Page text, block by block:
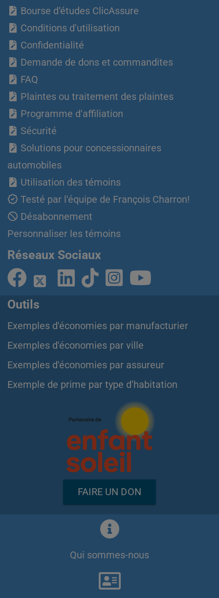
Bourse d’études ClicAssure
Conditions d'utilisation
Confidentialité
Demande de dons et commandites
FAQ
Plaintes ou traitement des plaintes
Programme d'affiliation
Sécurité
Solutions pour concessionnaires
automobiles
Utilisation des témoins
Testé par l'équipe de François Charron!
Désabonnement
Personnaliser les témoins
Réseaux Sociaux
Outils
Exemples d'économies par manufacturier
Exemples d'économies par ville
Exemples d'économies par assureur
Exemple de prime par type d'habitation
FAIRE UN DON
Qui sommes-nous